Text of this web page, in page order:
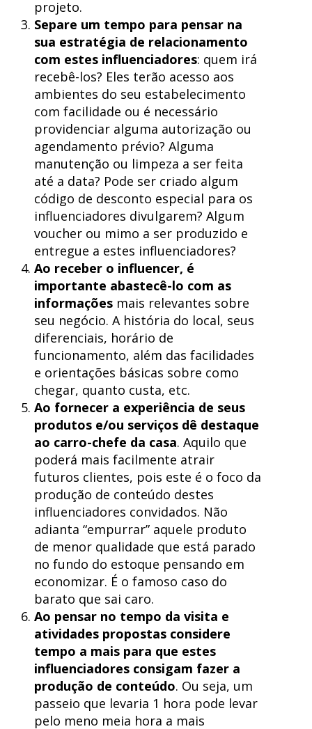
projeto.
Separe um tempo para pensar na
sua estratégia de relacionamento
com estes influenciadores: quem irá
recebê-los? Eles terão acesso aos
ambientes do seu estabelecimento
com facilidade ou é necessário
providenciar alguma autorização ou
agendamento prévio? Alguma
manutenção ou limpeza a ser feita
até a data? Pode ser criado algum
código de desconto especial para os
influenciadores divulgarem? Algum
voucher ou mimo a ser produzido e
entregue a estes influenciadores?
Ao receber o influencer, é
importante abastecê-lo com as
informações mais relevantes sobre
seu negócio. A história do local, seus
diferenciais, horário de
funcionamento, além das facilidades
e orientações básicas sobre como
chegar, quanto custa, etc.
Ao fornecer a experiência de seus
produtos e/ou serviços dê destaque
ao carro-chefe da casa. Aquilo que
poderá mais facilmente atrair
futuros clientes, pois este é o foco da
produção de conteúdo destes
influenciadores convidados. Não
adianta “empurrar” aquele produto
de menor qualidade que está parado
no fundo do estoque pensando em
economizar. É o famoso caso do
barato que sai caro.
Ao pensar no tempo da visita e
atividades propostas considere
tempo a mais para que estes
influenciadores consigam fazer a
produção de conteúdo. Ou seja, um
passeio que levaria 1 hora pode levar
pelo meno meia hora a mais